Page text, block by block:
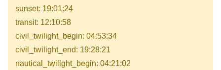
sunset: 19:01:24
transit: 12:10:58
civil_twilight_begin: 04:53:34
civil_twilight_end: 19:28:21
nautical_twilight_begin: 04:21:02